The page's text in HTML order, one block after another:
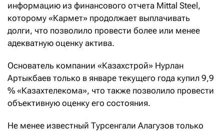
информацию из финансового отчета Mittal Steel,
которому «Кармет» продолжает выплачивать
долги, что позволило провести более или менее
адекватную оценку актива.
Основатель компании «Казахстрой» Нурлан
Артыкбаев только в январе текущего года купил 9,9
% «Казахтелекома», что также позволило провести
объективную оценку его состояния.
Не менее известный Турсенгали Алагузов только